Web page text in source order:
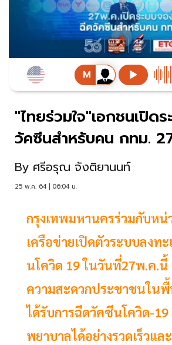
"ไทยร่วมใจ"เอกชนเปิด
วัคซีนสำหรับคน กทม.
By ศรีอรุณ จังติยานนท์
25 พ.ค. 64 | 06:04 น.
กรุงเทพมหานครร่วมกับหน่
เครือข่ายเปิดตัวระบบลงท
นโควิด 19 ในวันที่27พ.ค.นี้
ความสะดวกประชาชนใน
ได้รับการฉีดวัคซีนโควิด-19
พยาบาลได้อย่างรวดเร็วแล